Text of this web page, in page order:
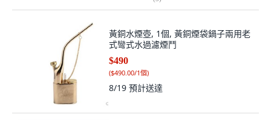
黃銅水煙壺, 1個, 黃銅煙袋鍋子兩用老
式彎式水過濾煙鬥
$490
($490.00/1個)
8/19 預計送達